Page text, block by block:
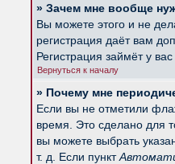
» Зачем мне вообще
Вы можете этого и не
регистрация даёт вам
Регистрация займёт у
Вернуться к началу
» Почему мне
Если вы не отметили
время. Это сделано для
вы можете выбрать
т. д. Если пункт